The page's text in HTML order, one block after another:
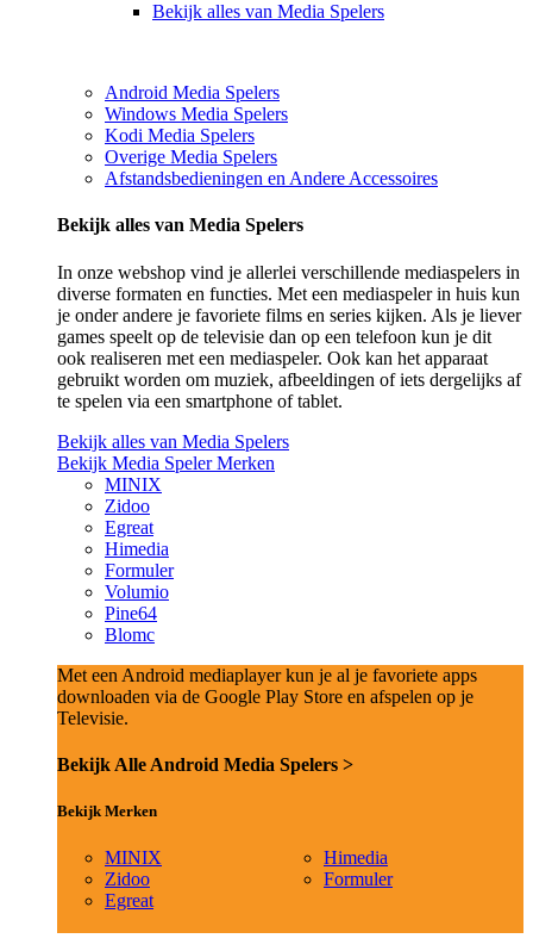
Bekijk alles van Media Spelers
Android Media Spelers
Windows Media Spelers
Kodi Media Spelers
Overige Media Spelers
Afstandsbedieningen en Andere Accessoires
Bekijk alles van Media Spelers
In onze webshop vind je allerlei verschillende mediaspelers in
diverse formaten en functies. Met een mediaspeler in huis kun
je onder andere je favoriete films en series kijken. Als je liever
games speelt op de televisie dan op een telefoon kun je dit
ook realiseren met een mediaspeler. Ook kan het apparaat
gebruikt worden om muziek, afbeeldingen of iets dergelijks af
te spelen via een smartphone of tablet.
Bekijk alles van Media Spelers
Bekijk Media Speler Merken
MINIX
Zidoo
Egreat
Himedia
Formuler
Volumio
Pine64
Blomc
Met een Android mediaplayer kun je al je favoriete apps
downloaden via de Google Play Store en afspelen op je
Televisie.
Bekijk Alle Android Media Spelers >
Bekijk Merken
MINIX
Zidoo
Egreat
Himedia
Formuler